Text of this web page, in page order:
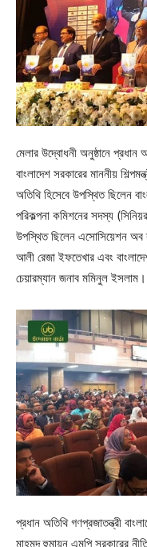
মেলার উদ্বোধনী অনুষ্ঠানে প্রধান
বাংলাদেশ সরকারের মাননীয়
অতিথি হিসেবে উপস্থিত ছিলেন
পরিকল্পনা কমিশনের সদস্য
উপস্থিত ছিলেন এসোসিয়েশন অব
আলী রেজা ইফতেখার এবং
চেয়ারম্যান জনাব মমিনুল ইসলাম।
প্রধান অতিথি গণপ্রজাতন্ত্রী
মাহমুদ হুমায়ন এমপি সরকারের